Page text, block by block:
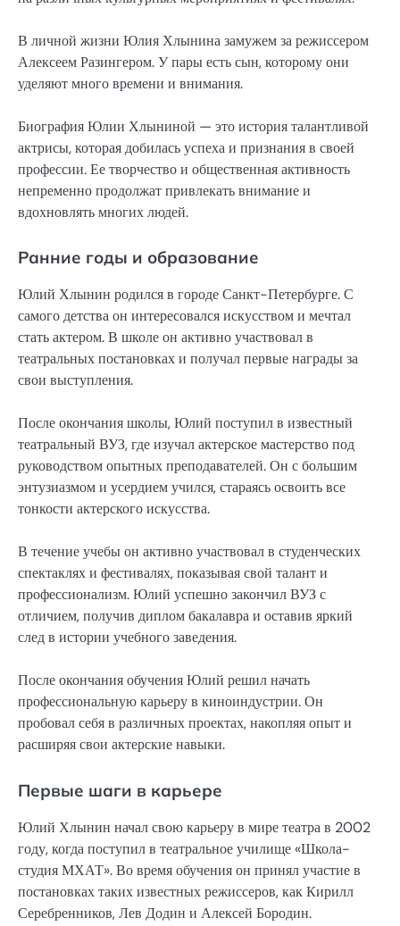
В личной жизни Юлия Хлынина замужем за режиссером
Алексеем Разингером. У пары есть сын, которому они
уделяют много времени и внимания.
Биография Юлии Хлыниной — это история талантливой
актрисы, которая добилась успеха и признания в своей
профессии. Ее творчество и общественная активность
непременно продолжат привлекать внимание и
вдохновлять многих людей.
Ранние годы и образование
Юлий Хлынин родился в городе Санкт-Петербурге. С
самого детства он интересовался искусством и мечтал
стать актером. В школе он активно участвовал в
театральных постановках и получал первые награды за
свои выступления.
После окончания школы, Юлий поступил в известный
театральный ВУЗ, где изучал актерское мастерство под
руководством опытных преподавателей. Он с большим
энтузиазмом и усердием учился, стараясь освоить все
тонкости актерского искусства.
В течение учебы он активно участвовал в студенческих
спектаклях и фестивалях, показывая свой талант и
профессионализм. Юлий успешно закончил ВУЗ с
отличием, получив диплом бакалавра и оставив яркий
след в истории учебного заведения.
После окончания обучения Юлий решил начать
профессиональную карьеру в киноиндустрии. Он
пробовал себя в различных проектах, накопляя опыт и
расширяя свои актерские навыки.
Первые шаги в карьере
Юлий Хлынин начал свою карьеру в мире театра в 2002
году, когда поступил в театральное училище «Школа-
студия МХАТ». Во время обучения он принял участие в
постановках таких известных режиссеров, как Кирилл
Серебренников, Лев Додин и Алексей Бородин.